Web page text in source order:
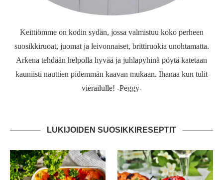
Keittiömme on kodin sydän, jossa valmistuu koko perheen
suosikkiruoat, juomat ja leivonnaiset, brittiruokia unohtamatta.
Arkena tehdään helpolla hyvää ja juhlapyhinä pöytä katetaan
kauniisti nauttien pidemmän kaavan mukaan. Ihanaa kun tulit
vierailulle! -Peggy-
LUKIJOIDEN SUOSIKKIRESEPTIT